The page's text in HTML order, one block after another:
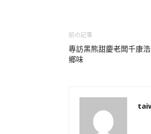
前の記事
專訪黑熊甜慶老闆千康
鄉味